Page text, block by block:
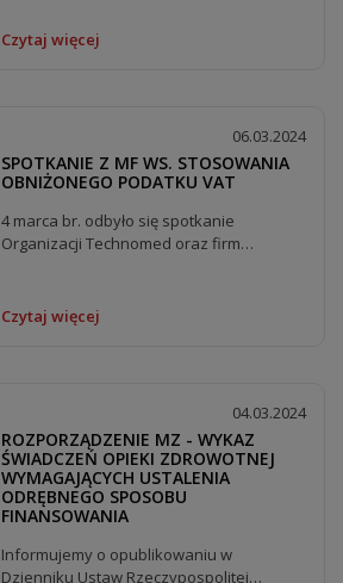
Czytaj więcej
06.03.2024
SPOTKANIE Z MF WS. STOSOWANIA
OBNIŻONEGO PODATKU VAT
4 marca br. odbyło się spotkanie
Organizacji Technomed oraz firm
Czytaj więcej
04.03.2024
ROZPORZĄDZENIE MZ - WYKAZ
ŚWIADCZEŃ OPIEKI ZDROWOTNEJ
WYMAGAJĄCYCH USTALENIA
ODRĘBNEGO SPOSOBU
FINANSOWANIA
Informujemy o opublikowaniu w
Dzienniku Ustaw Rzeczypospolitej